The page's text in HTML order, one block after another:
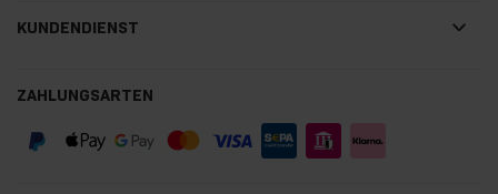
KUNDENDIENST
ZAHLUNGSARTEN